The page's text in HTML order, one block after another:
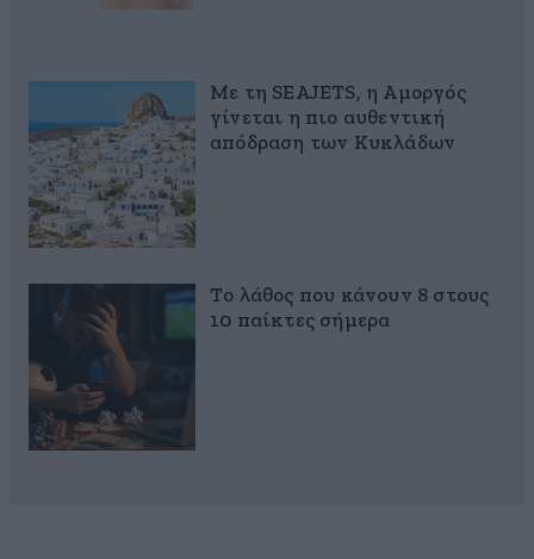
Με τη SEAJETS, η Αμοργός
γίνεται η πιο αυθεντική
απόδραση των Κυκλάδων
Το λάθος που κάνουν 8 στους
10 παίκτες σήμερα